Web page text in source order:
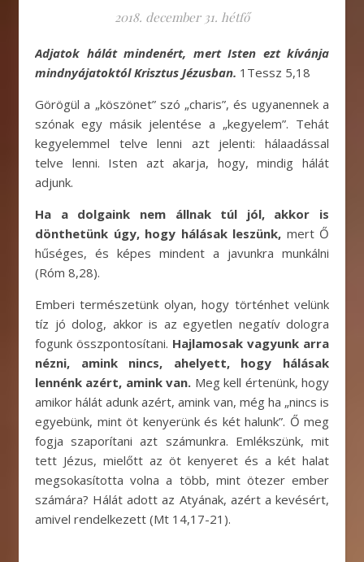
2018. december 31. hétfő
Adjatok hálát mindenért, mert Isten ezt kívánja
mindnyájatoktól Krisztus Jézusban. 1Tessz 5,18
Görögül a „köszönet” szó „charis”, és ugyanennek a
szónak egy másik jelentése a „kegyelem”. Tehát
kegyelemmel telve lenni azt jelenti: hálaadással
telve lenni. Isten azt akarja, hogy, mindig hálát
adjunk.
Ha a dolgaink nem állnak túl jól, akkor is
dönthetünk úgy, hogy hálásak leszünk, mert Ő
hűséges, és képes mindent a javunkra munkálni
(Róm 8,28).
Emberi természetünk olyan, hogy történhet velünk
tíz jó dolog, akkor is az egyetlen negatív dologra
fogunk összpontosítani. Hajlamosak vagyunk arra
nézni, amink nincs, ahelyett, hogy hálásak
lennénk azért, amink van. Meg kell értenünk, hogy
amikor hálát adunk azért, amink van, még ha „nincs is
egyebünk, mint öt kenyerünk és két halunk”. Ő meg
fogja szaporítani azt számunkra. Emlékszünk, mit
tett Jézus, mielőtt az öt kenyeret és a két halat
megsokasította volna a több, mint ötezer ember
számára? Hálát adott az Atyának, azért a kevésért,
amivel rendelkezett (Mt 14,17-21).